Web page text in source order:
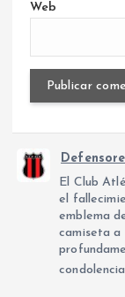
Web
El Club
el
emblema
camiseta a